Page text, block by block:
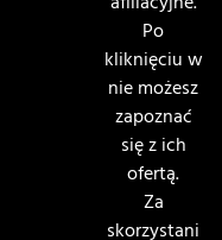
Po
kliknięciu w
nie możesz
zapoznać
się z ich
ofertą.
Za